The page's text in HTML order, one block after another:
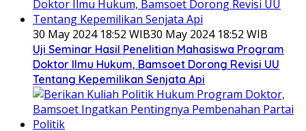
30 May 2024 18:52 WIB30 May 2024 18:52 WIB
Uji Seminar Hasil Penelitian Mahasiswa Program
Doktor Ilmu Hukum, Bamsoet Dorong Revisi UU
Tentang Kepemilikan Senjata Api